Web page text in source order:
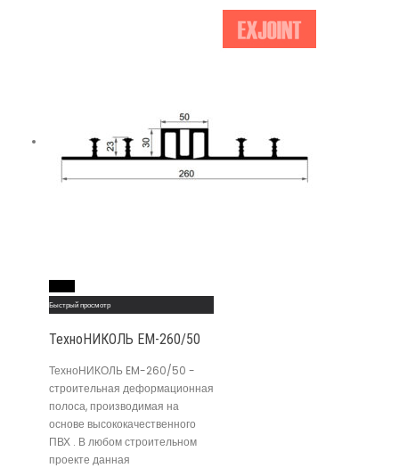
Быстрый просмотр
ТехноНИКОЛЬ EM-260/50
ТехноНИКОЛЬ EM-260/50 -
строительная деформационная
полоса, производимая на
основе высококачественного
ПВХ . В любом строительном
проекте данная